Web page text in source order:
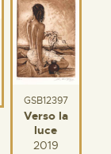
GSB12397
Verso la
luce
2019